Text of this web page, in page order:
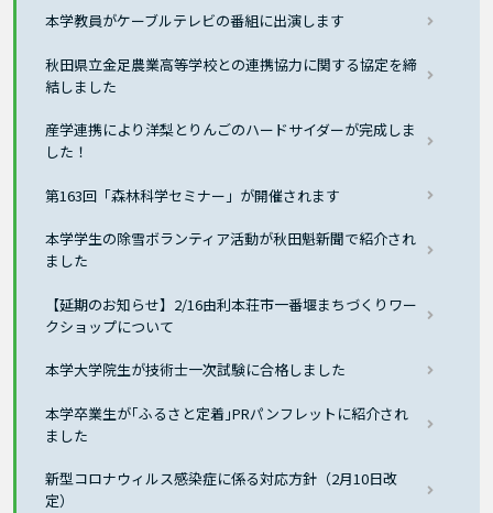
本学教員がケーブルテレビの番組に出演します
秋田県立金足農業高等学校との連携協力に関する協定を締
結しました
産学連携により洋梨とりんごのハードサイダーが完成しま
した！
第163回「森林科学セミナー」が開催されます
本学学生の除雪ボランティア活動が秋田魁新聞で紹介され
ました
【延期のお知らせ】2/16由利本荘市一番堰まちづくりワー
クショップについて
本学大学院生が技術士一次試験に合格しました
本学卒業生が｢ふるさと定着｣PRパンフレットに紹介され
ました
新型コロナウィルス感染症に係る対応方針（2月10日改
定）